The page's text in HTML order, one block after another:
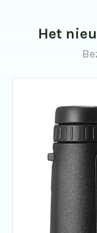
Het